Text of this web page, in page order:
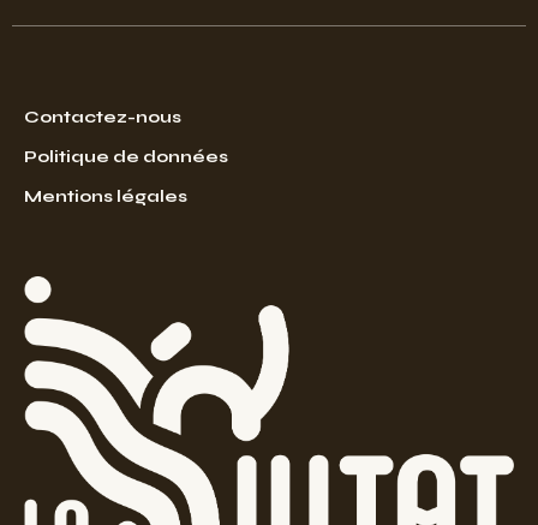
Contactez-nous
Politique de données
Mentions légales